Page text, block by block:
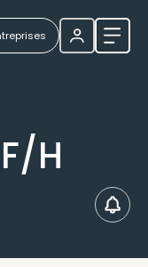
H